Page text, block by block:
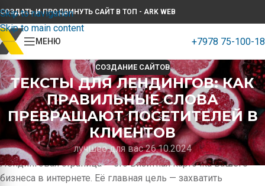
Skip to navigation
Skip to main content
СОЗДАТЬ И ПРОДВИНУТЬ САЙТ В ТОП - ARK WEB
МЕНЮ +7978 75-100-18
СОЗДАНИЕ САЙТОВ
ТЕКСТЫ ДЛЯ ЛЕНДИНГОВ: КАК
ПРАВИЛЬНЫЕ СЛОВА
ПРЕВРАЩАЮТ ПОСЕТИТЕЛЕЙ В
КЛИЕНТОВ
лучшее для вас 26.10.2024
Лендинговая страница — это визитная карточка вашего
бизнеса в интернете. Её главная цель — захватить